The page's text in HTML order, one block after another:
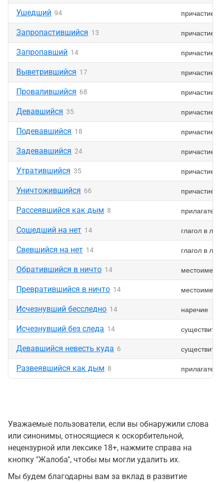
Ушедший 94 причастие
Запропастившийся 13 причастие
Запропавший 14 причастие
Выветрившийся 17 причастие
Провалившийся 68 причастие
Девавшийся 35 причастие
Подевавшийся 18 причастие
Задевавшийся 24 причастие
Утратившийся 35 причастие
Уничтожившийся 66 причастие
Рассеявшийся как дым 8
Сошедший на нет 14 глагол в
Свевшийся на нет 14 глагол в
Обратившийся в ничто 14
Превратившийся в ничто 14
Исчезнувший бесследно 14 наречие
Исчезнувший без следа 14
Девавшийся невесть куда 6
Развеявшийся как дым 8
Уважаемые пользователи, если вы обнаружили слова
или синонимы, относящиеся к оскорбительной,
нецензурной или лексике 18+, нажмите справа на
кнопку "Жалоба", чтобы мы могли удалить их.
Мы будем благодарны вам за вклад в развитие